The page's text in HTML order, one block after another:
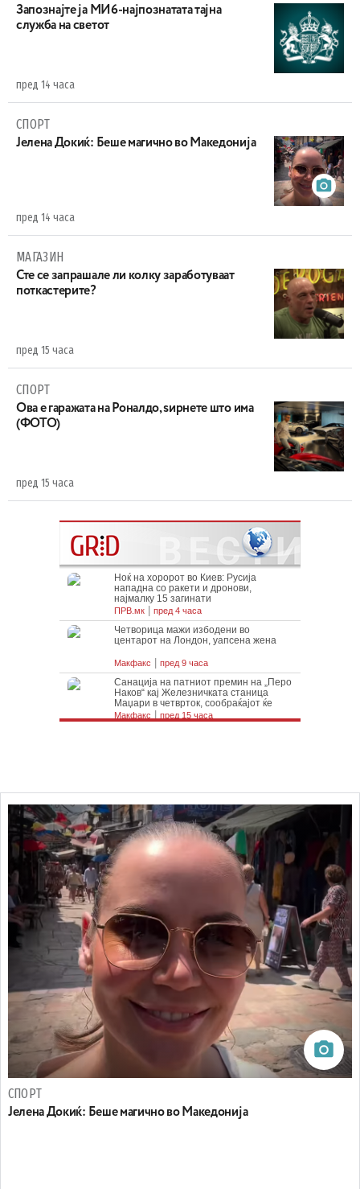
Запознајте ја МИ6-најпознатата тајна
служба на светот
пред 14 часа
СПОРТ
Јелена Докиќ: Беше магично во Македонија
пред 14 часа
МАГАЗИН
Сте се запрашале ли колку заработуваат
поткастерите?
пред 15 часа
СПОРТ
Ова е гаражата на Роналдо, ѕирнете што има
(ФОТО)
пред 15 часа
СПОРТ
Јелена Докиќ: Беше магично во Македонија